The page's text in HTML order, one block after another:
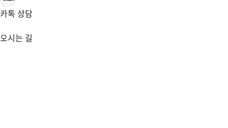
카톡 상담
오시는 길